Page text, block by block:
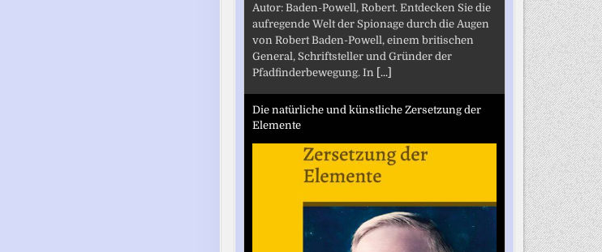
Autor: Baden-Powell, Robert. Entdecken Sie die
aufregende Welt der Spionage durch die Augen
von Robert Baden-Powell, einem britischen
General, Schriftsteller und Gründer der
Pfadfinderbewegung. In [...]
Die natürliche und künstliche Zersetzung der
Elemente